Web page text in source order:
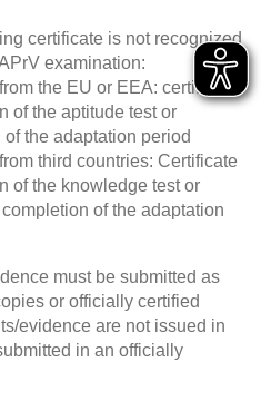
certificate is not recognized
examination:
the EU or EEA: certificate
of the aptitude test or
the adaptation period
third countries: Certificate
of the knowledge test or
of the adaptation
must be submitted as
or officially certified
evidence are not issued in
in an officially